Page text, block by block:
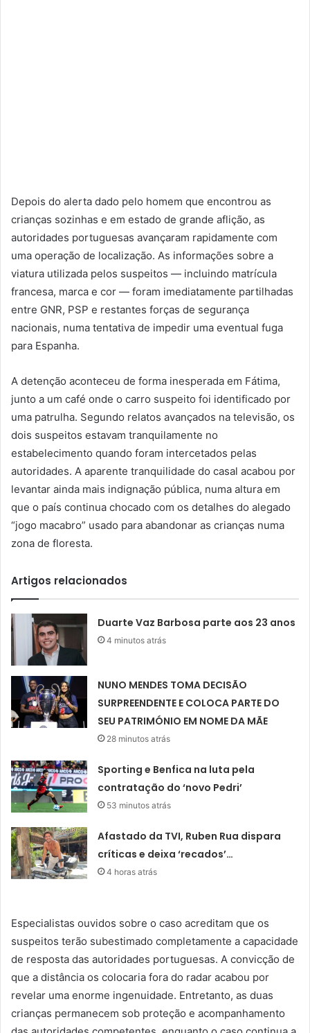
Depois do alerta dado pelo homem que encontrou as
crianças sozinhas e em estado de grande aflição, as
autoridades portuguesas avançaram rapidamente com
uma operação de localização. As informações sobre a
viatura utilizada pelos suspeitos — incluindo matrícula
francesa, marca e cor — foram imediatamente partilhadas
entre GNR, PSP e restantes forças de segurança
nacionais, numa tentativa de impedir uma eventual fuga
para Espanha.
A detenção aconteceu de forma inesperada em Fátima,
junto a um café onde o carro suspeito foi identificado por
uma patrulha. Segundo relatos avançados na televisão, os
dois suspeitos estavam tranquilamente no
estabelecimento quando foram intercetados pelas
autoridades. A aparente tranquilidade do casal acabou por
levantar ainda mais indignação pública, numa altura em
que o país continua chocado com os detalhes do alegado
“jogo macabro” usado para abandonar as crianças numa
zona de floresta.
Artigos relacionados
Duarte Vaz Barbosa parte aos 23 anos
4 minutos atrás
NUNO MENDES TOMA DECISÃO
SURPREENDENTE E COLOCA PARTE DO
SEU PATRIMÓNIO EM NOME DA MÃE
28 minutos atrás
Sporting e Benfica na luta pela
contratação do ‘novo Pedri’
53 minutos atrás
Afastado da TVI, Ruben Rua dispara
críticas e deixa ‘recados’…
4 horas atrás
Especialistas ouvidos sobre o caso acreditam que os
suspeitos terão subestimado completamente a capacidade
de resposta das autoridades portuguesas. A convicção de
que a distância os colocaria fora do radar acabou por
revelar uma enorme ingenuidade. Entretanto, as duas
crianças permanecem sob proteção e acompanhamento